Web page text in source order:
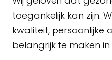
toegankelijk kan zijn.
kwaliteit, persoonlijke
belangrijk te maken